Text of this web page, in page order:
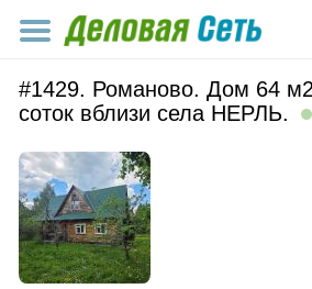
#1429. Романово. Дом 64 м2
соток вблизи села НЕРЛЬ.